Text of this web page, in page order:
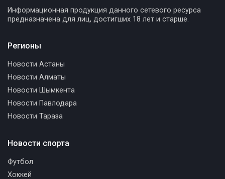
Информационная продукция данного сетевого ресурса
предназначена для лиц, достигших 18 лет и старше.
Регионы
Новости Астаны
Новости Алматы
Новости Шымкента
Новости Павлодара
Новости Тараза
Новости спорта
Футбол
Хоккей